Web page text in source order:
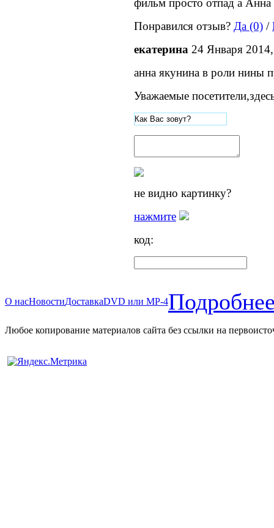
фильм просто отпад а
Понравился отзыв? Да (0) /
екатерина 24 Января
анна якунина в роли нины
Уважаемые
не видно картинку?
нажмите
код:
О насНовостиДоставкаDVD или MP-4
Любое копирование материалов сайта без ссылки на